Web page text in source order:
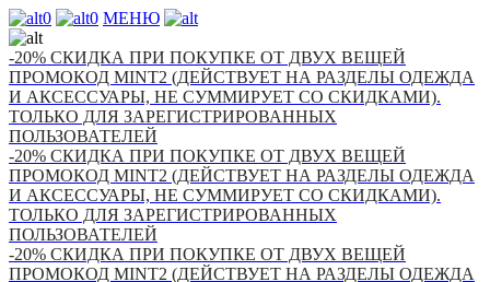
0 0 МЕНЮ
-20% СКИДКА ПРИ ПОКУПКЕ ОТ ДВУХ ВЕЩЕЙ
ПРОМОКОД MINT2 (ДЕЙСТВУЕТ НА РАЗДЕЛЫ ОДЕЖДА
И АКСЕССУАРЫ, НЕ СУММИРУЕТ СО СКИДКАМИ).
ТОЛЬКО ДЛЯ ЗАРЕГИСТРИРОВАННЫХ
ПОЛЬЗОВАТЕЛЕЙ
-20% СКИДКА ПРИ ПОКУПКЕ ОТ ДВУХ ВЕЩЕЙ
ПРОМОКОД MINT2 (ДЕЙСТВУЕТ НА РАЗДЕЛЫ ОДЕЖДА
И АКСЕССУАРЫ, НЕ СУММИРУЕТ СО СКИДКАМИ).
ТОЛЬКО ДЛЯ ЗАРЕГИСТРИРОВАННЫХ
ПОЛЬЗОВАТЕЛЕЙ
-20% СКИДКА ПРИ ПОКУПКЕ ОТ ДВУХ ВЕЩЕЙ
ПРОМОКОД MINT2 (ДЕЙСТВУЕТ НА РАЗДЕЛЫ ОДЕЖДА